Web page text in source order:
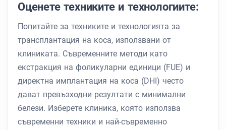
Оценете техниките и технологиите:
Попитайте за техниките и технологията за
трансплантация на коса, използвани от
клиниката. Съвременните методи като
екстракция на фоликуларни единици (FUE) и
директна имплантация на коса (DHI) често
дават превъзходни резултати с минимални
белези. Изберете клиника, която използва
съвременни техники и най-съвременно